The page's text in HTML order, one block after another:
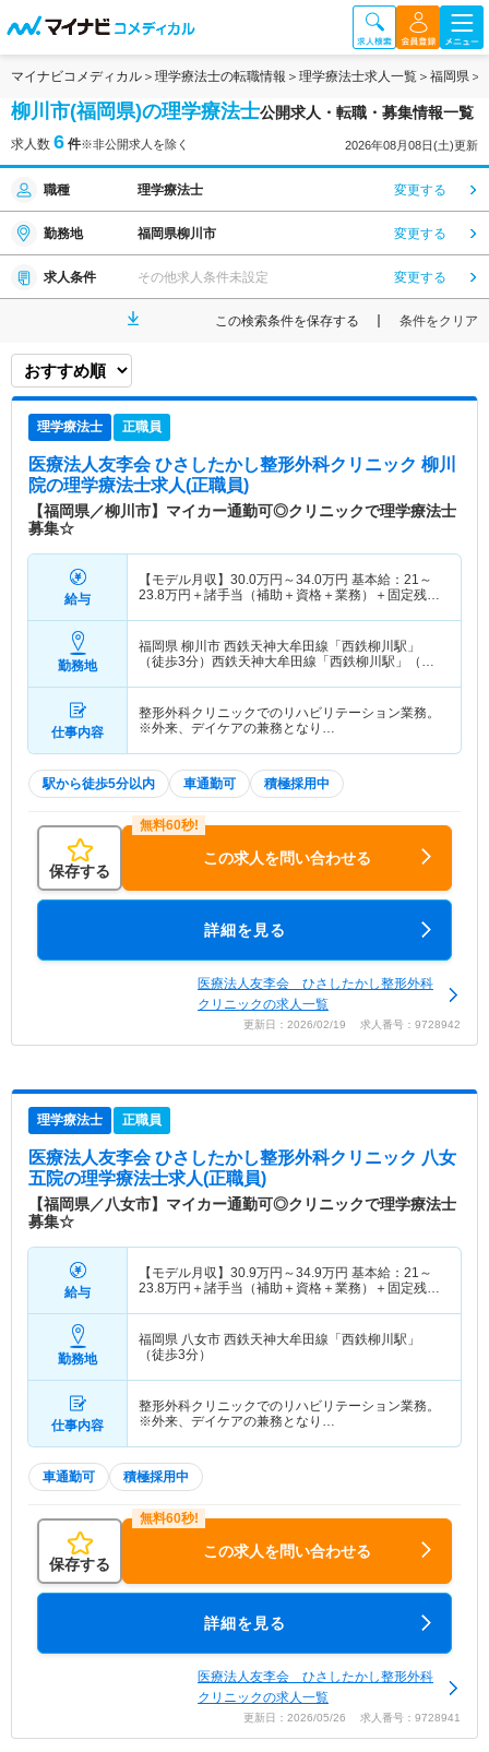
マイナビコメディカル 理学療法士の転職情報 理学療法士求人一覧 福岡県
柳川市(福岡県)の理学療法士公開求人・転職・募集情報一覧
求人数 6 件※非公開求人を除く 2026年08月08日(土)更新
職種 理学療法士 変更する
勤務地 福岡県柳川市 変更する
求人条件 その他求人条件未設定 変更する
この検索条件を保存する 条件をクリア
理学療法士 正職員
医療法人友李会 ひさしたかし整形外科クリニック 柳川
院の理学療法士求人(正職員)
【福岡県／柳川市】マイカー通勤可◎クリニックで理学療法士
募集☆
給与
【モデル月収】 30.0万円～34.0万円 基本給：21～
23.8万円＋諸手当（補助＋資格＋業務）＋固定残業
勤務地
福岡県 柳川市 西鉄天神大牟田線「西鉄柳川駅」
（徒歩3分）西鉄天神大牟田線「西鉄柳川駅」（徒
仕事内容
整形外科クリニックでのリハビリテーション業務。
※外来、デイケアの兼務となり…
駅から徒歩5分以内 車通勤可 積極採用中
保存する
この求人を問い合わせる
詳細を見る
医療法人友李会 ひさしたかし整形外科
クリニックの求人一覧
更新日：2026/02/19 求人番号：9728942
理学療法士 正職員
医療法人友李会 ひさしたかし整形外科クリニック 八女
五院の理学療法士求人(正職員)
【福岡県／八女市】マイカー通勤可◎クリニックで理学療法士
募集☆
給与
【モデル月収】 30.9万円～34.9万円 基本給：21～
23.8万円＋諸手当（補助＋資格＋業務）＋固定残業
勤務地
福岡県 八女市 西鉄天神大牟田線「西鉄柳川駅」
（徒歩3分）
仕事内容
整形外科クリニックでのリハビリテーション業務。
※外来、デイケアの兼務となり…
車通勤可 積極採用中
保存する
この求人を問い合わせる
詳細を見る
医療法人友李会 ひさしたかし整形外科
クリニックの求人一覧
更新日：2026/05/26 求人番号：9728941